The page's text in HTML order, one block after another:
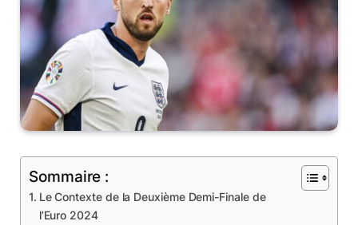
Sommaire :
Le Contexte de la Deuxième Demi-Finale de
l’Euro 2024